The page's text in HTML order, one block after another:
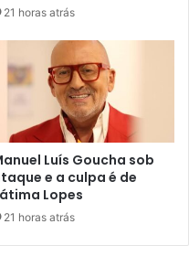
21 horas atrás
Luís Goucha sob
e a culpa é de
Lopes
21 horas atrás